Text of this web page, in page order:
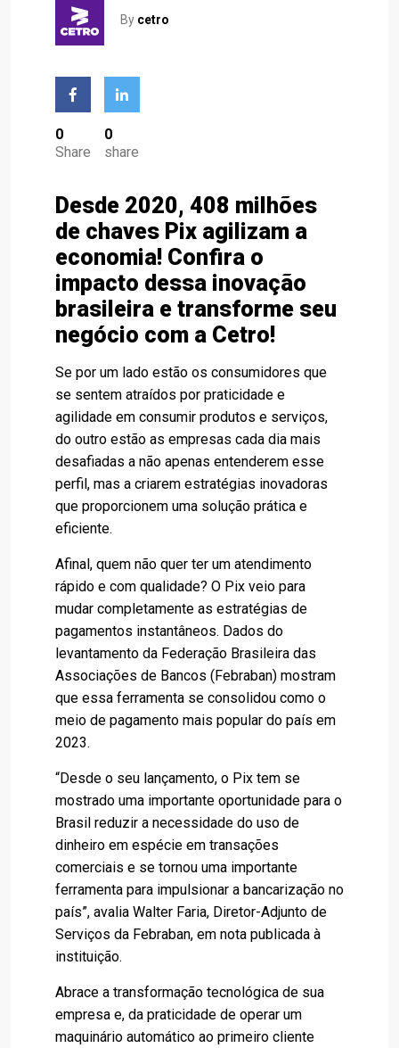
By cetro
0
Share
0
share
Desde 2020, 408 milhões
de chaves Pix agilizam a
economia! Confira o
impacto dessa inovação
brasileira e transforme seu
negócio com a Cetro!
Se por um lado estão os consumidores que
se sentem atraídos por praticidade e
agilidade em consumir produtos e serviços,
do outro estão as empresas cada dia mais
desafiadas a não apenas entenderem esse
perfil, mas a criarem estratégias inovadoras
que proporcionem uma solução prática e
eficiente.
Afinal, quem não quer ter um atendimento
rápido e com qualidade? O Pix veio para
mudar completamente as estratégias de
pagamentos instantâneos. Dados do
levantamento da Federação Brasileira das
Associações de Bancos (Febraban) mostram
que essa ferramenta se consolidou como o
meio de pagamento mais popular do país em
2023.
“Desde o seu lançamento, o Pix tem se
mostrado uma importante oportunidade para o
Brasil reduzir a necessidade do uso de
dinheiro em espécie em transações
comerciais e se tornou uma importante
ferramenta para impulsionar a bancarização no
país”, avalia Walter Faria, Diretor-Adjunto de
Serviços da Febraban, em nota publicada à
instituição.
Abrace a transformação tecnológica de sua
empresa e, da praticidade de operar um
maquinário automático ao primeiro cliente